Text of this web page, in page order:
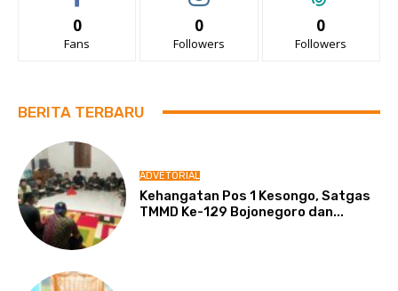
0
Fans
0
Followers
0
Followers
BERITA TERBARU
ADVETORIAL
Kehangatan Pos 1 Kesongo, Satgas
TMMD Ke-129 Bojonegoro dan...